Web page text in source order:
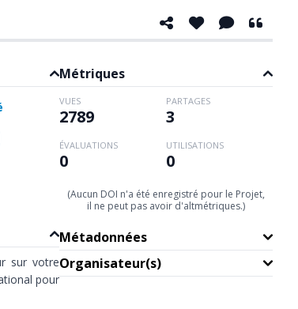
sur votre
pour
Métriques
VUES
2789
PARTAGES
3
ÉVALUATIONS
0
UTILISATIONS
0
(Aucun DOI n'a été enregistré pour le Projet,
il ne peut pas avoir d'altmétriques.)
Métadonnées
Organisateur(s)